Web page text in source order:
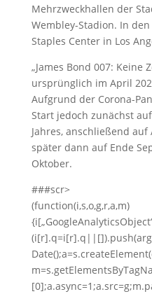
Mehrzweckhallen der
Wembley-Stadion. In
Staples Center in Los
„James Bond 007: Keine
ursprünglich im April
Aufgrund der Corona-
Start jedoch zunächst
Jahres, anschließend
später dann auf Ende
Oktober.
###scr>
(function(i,s,o,g,r,a,m)